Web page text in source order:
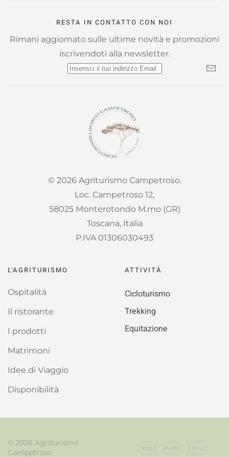
RESTA IN CONTATTO CON NOI
Rimani aggiornato sulle ultime novità e promozioni
iscrivendoti alla newsletter.
© 2026Agriturismo Campetroso.
Loc. Campetroso 12,
58025 Monterotondo M.mo (GR)
Toscana, Italia
P.IVA 01306030493
L'AGRITURISMO
Ospitalità
Il ristorante
I prodotti
Matrimoni
Idee di Viaggio
Disponibilità
ATTIVITÀ
Cicloturismo
Trekking
Equitazione
© 2026 Agriturismo
Campetroso